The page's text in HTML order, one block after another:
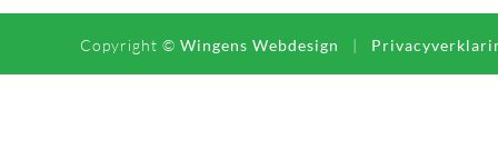
Copyright © Wingens Webdesign |